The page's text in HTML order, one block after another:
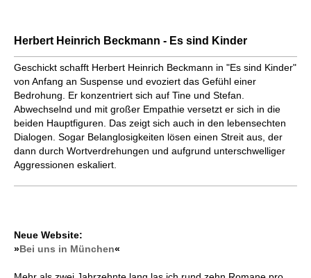
Herbert Heinrich Beckmann - Es sind Kinder
Geschickt schafft Herbert Heinrich Beckmann in "Es sind Kinder"
von Anfang an Suspense und evoziert das Gefühl einer
Bedrohung. Er konzentriert sich auf Tine und Stefan.
Abwechselnd und mit großer Empathie versetzt er sich in die
beiden Hauptfiguren. Das zeigt sich auch in den lebensechten
Dialogen. Sogar Belanglosigkeiten lösen einen Streit aus, der
dann durch Wortverdrehungen und aufgrund unterschwelliger
Aggressionen eskaliert.
Neue Website:
»Bei uns in München«